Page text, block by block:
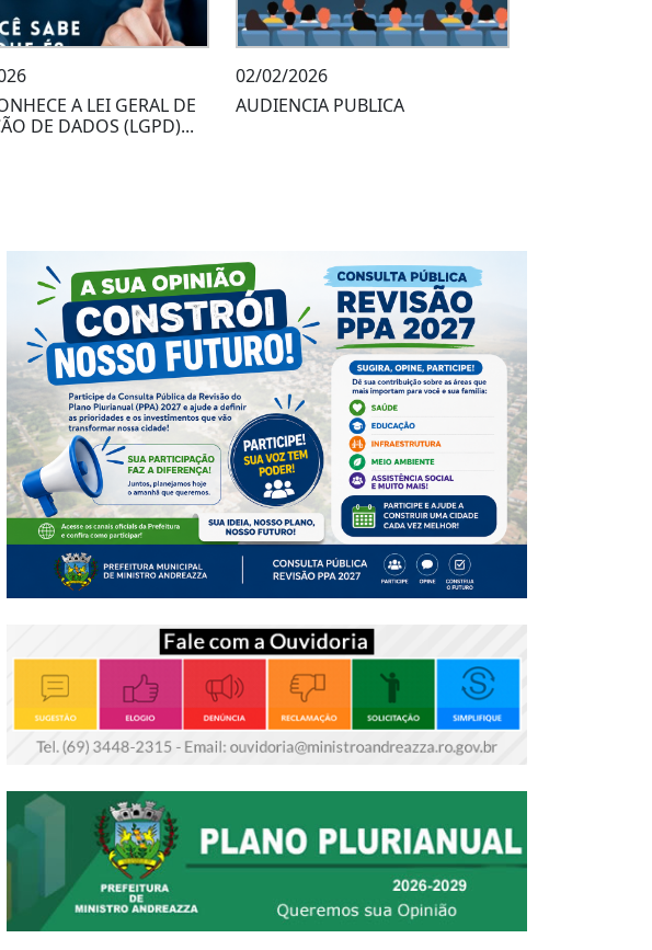
A LEI GERAL DE
DE DADOS (LGPD)...
02/02/2026
AUDIENCIA PUBLICA